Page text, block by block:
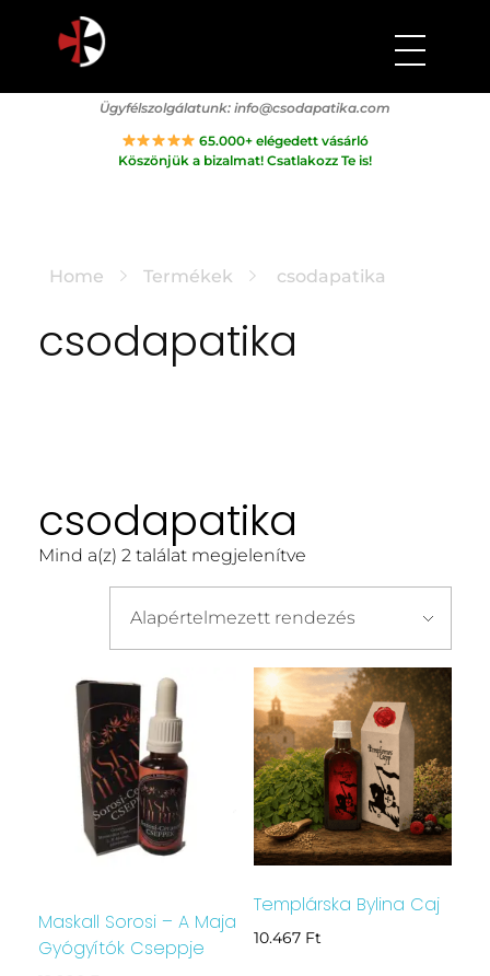
Csodapatika
Természet gyógyereje.
Ügyfélszolgálatunk: info@csodapatika.com
65.000+ elégedett vásárló
Köszönjük a bizalmat! Csatlakozz Te is!
Home Termékek csodapatika
csodapatika
csodapatika
Mind a(z) 2 találat megjelenítve
Maskall Sorosi – A Maja
Gyógyítók Cseppje
Templárska Bylina Caj
10.467 Ft